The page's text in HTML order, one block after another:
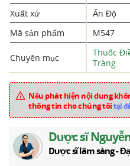
Xuất xứ
Ấn Độ
Mã sản phẩm
M547
Chuyên mục
Thuốc
Tràng
Nếu phát hiện nội dung
thông tin cho chúng tôitại
Dược sĩ
Dược sĩ lâm sàng -